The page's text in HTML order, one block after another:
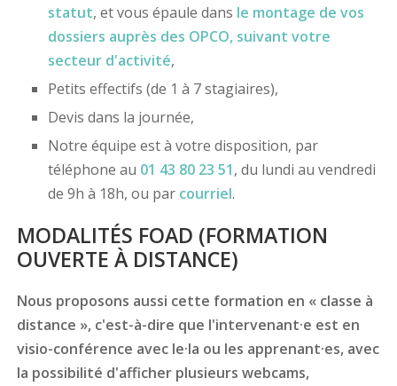
statut, et vous épaule dans le montage de vos
dossiers auprès des OPCO, suivant votre
secteur d'activité,
Petits effectifs (de 1 à 7 stagiaires),
Devis dans la journée,
Notre équipe est à votre disposition, par
téléphone au 01 43 80 23 51, du lundi au vendredi
de 9h à 18h, ou par courriel.
MODALITÉS FOAD (FORMATION
OUVERTE À DISTANCE)
Nous proposons aussi cette formation en « classe à
distance », c'est-à-dire que l'intervenant·e est en
visio-conférence avec le·la ou les apprenant·es, avec
la possibilité d'afficher plusieurs webcams,